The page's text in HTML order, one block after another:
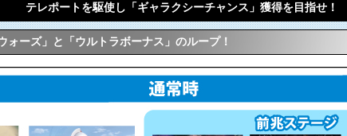
テレポートを駆使し「ギャラクシーチャンス」獲得を目指せ！
ォーズ」と「ウルトラボーナス」のループ！